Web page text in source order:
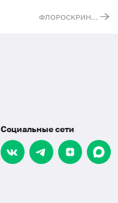
ФЛОРОСКРИН - комплексное исследование с выявлением гонококка, хламидий, микоплазм и трихомонад (NCMT)
Социальные сети